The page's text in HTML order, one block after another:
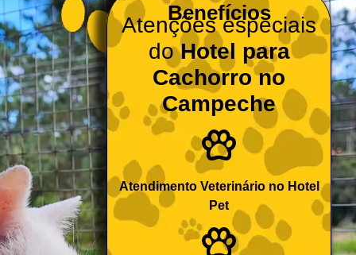
Benefícios
Atenções especiais
doHotel para
Cachorro no
Campeche
Atendimento Veterinário no Hotel
Pet